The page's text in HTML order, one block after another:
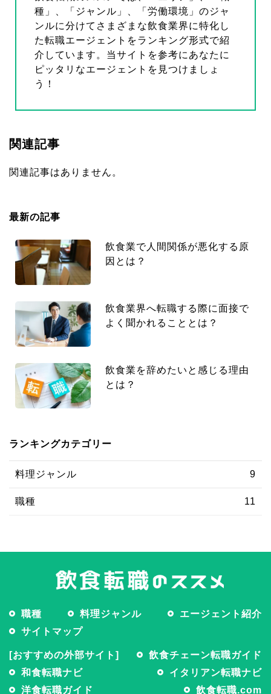
種」、「ジャンル」、「労働環境」のジャ
ンルに分けてさまざまな飲食業界に特化し
た転職エージェントをランキング形式で紹
介しています。当サイトを参考にあなたに
ピッタリなエージェントを見つけましょ
う！
関連記事
関連記事はありません。
最新の記事
飲食業で人間関係が悪化する原
因とは？
飲食業界へ転職する際に面接で
よく聞かれることとは？
飲食業を辞めたいと感じる理由
とは？
ランキングカテゴリー
料理ジャンル 9
職種 11
職種 料理ジャンル
エージェント紹介
サイトマップ
[おすすめの外部サイト]
飲食チェーン転職ガイド
和食転職ナビ
イタリアン転職ナビ
洋食転職ガイド
飲食転職.com